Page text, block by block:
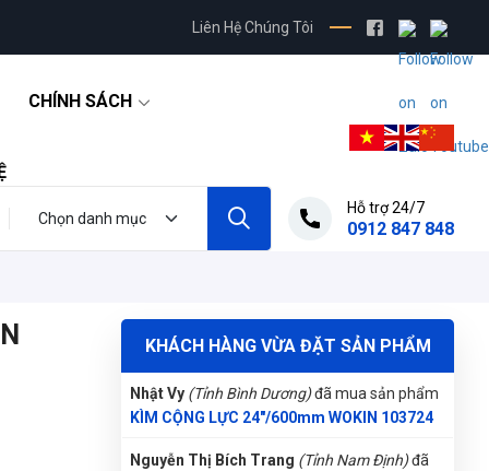
Liên Hệ Chúng Tôi
CHÍNH SÁCH
Hỗ trợ 24/7
0912 847 848
KHÁCH HÀNG VỪA ĐẶT SẢN PHẨM
Nguyễn Phương Yến Linh(Tỉnh Tuyên Quang)
đã mua sản phẩmKÌM CỘNG LỰC
(Thành phố Hồ Chí Minh)
KÌM CỘNG LỰC 24"/600mm WOKIN
Nguyễn Tuấn An (Huyện Phù Ninh) đã mua
KÌM CỘNG LỰC 24"/600mm
Nguyễn Thị Bích Trang(Tỉnh Nam Định)đã
mua sản phẩmKÌM CỘNG LỰC 24"/600mm
WOKIN 103724
Đặng Thị Thúy(Tỉnh Nghệ An)đã mua sản